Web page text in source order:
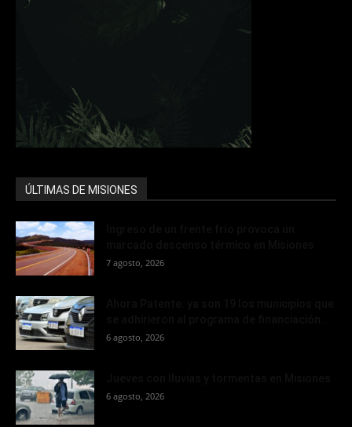
ÚLTIMAS DE MISIONES
7 agosto, 2026
6 agosto, 2026
6 agosto, 2026